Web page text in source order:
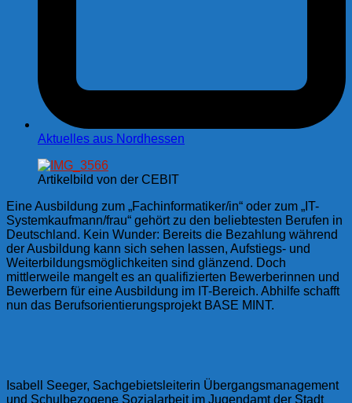
Aktuelles aus Nordhessen
Artikelbild von der CEBIT
Eine Ausbildung zum „Fachinformatiker/in“ oder zum „IT-
Systemkaufmann/frau“ gehört zu den beliebtesten Berufen in
Deutschland. Kein Wunder: Bereits die Bezahlung während
der Ausbildung kann sich sehen lassen, Aufstiegs- und
Weiterbildungsmöglichkeiten sind glänzend. Doch
mittlerweile mangelt es an qualifizierten Bewerberinnen und
Bewerbern für eine Ausbildung im IT-Bereich. Abhilfe schafft
nun das Berufsorientierungsprojekt BASE MINT.
Isabell Seeger, Sachgebietsleiterin Übergangsmanagement
und Schulbezogene Sozialarbeit im Jugendamt der Stadt